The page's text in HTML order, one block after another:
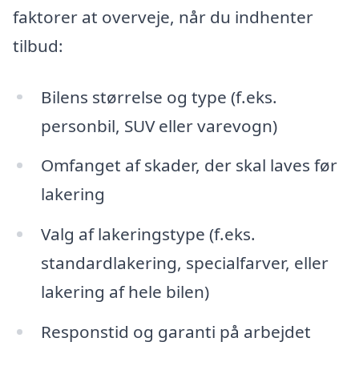
faktorer at overveje, når du indhenter
tilbud:
Bilens størrelse og type (f.eks.
personbil, SUV eller varevogn)
Omfanget af skader, der skal laves før
lakering
Valg af lakeringstype (f.eks.
standardlakering, specialfarver, eller
lakering af hele bilen)
Responstid og garanti på arbejdet